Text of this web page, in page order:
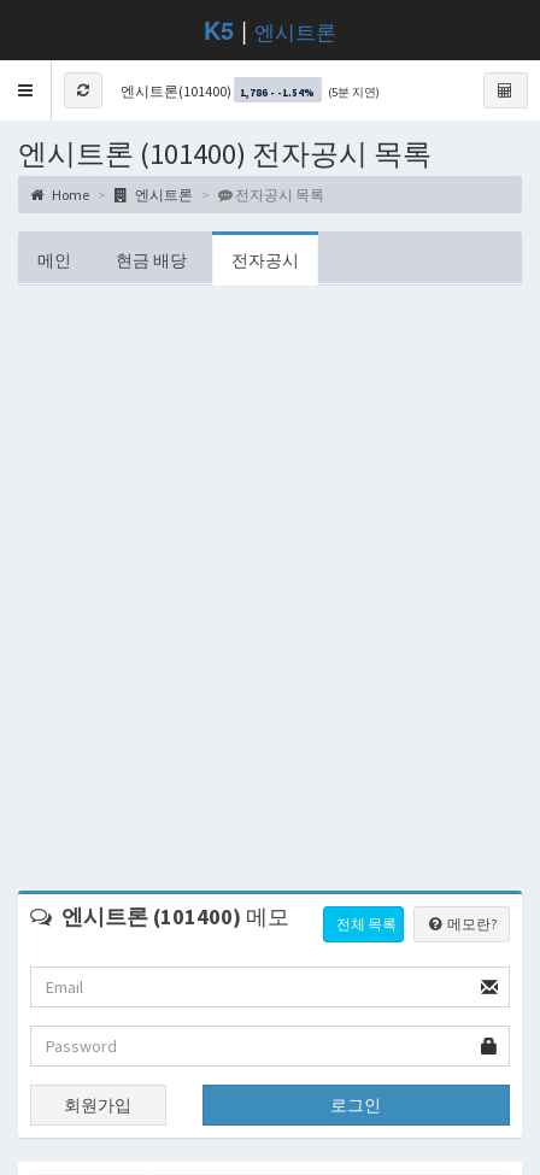
K5 | 엔시트론
Toggle
navigation
엔시트론(101400) 1,786 - -1.54% (5분 지연)
엔시트론 (101400) 전자공시 목록
Home 엔시트론 전자공시 목록
메인 현금 배당 전자공시
엔시트론 (101400) 메모 전체 목록 메모란?
회원가입 로그인